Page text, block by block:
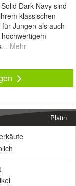
Dark Navy sind
klassischen
Jungen als auch
... Mehr
Platin